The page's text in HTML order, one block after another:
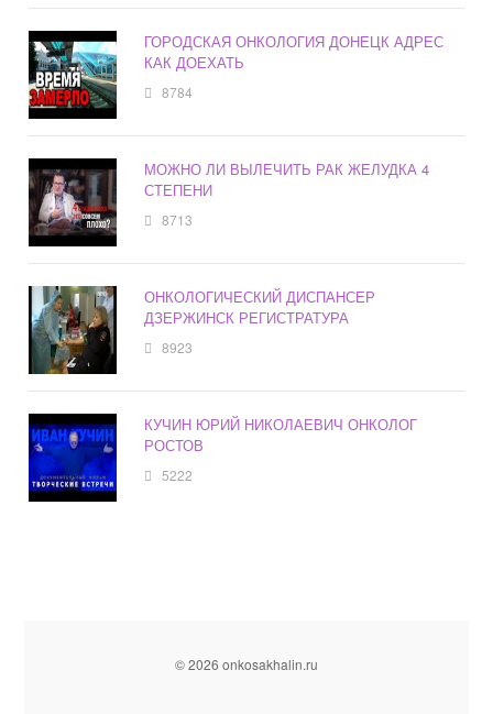
ГОРОДСКАЯ ОНКОЛОГИЯ ДОНЕЦК АДРЕС
КАК ДОЕХАТЬ
8784
МОЖНО ЛИ ВЫЛЕЧИТЬ РАК ЖЕЛУДКА 4
СТЕПЕНИ
8713
ОНКОЛОГИЧЕСКИЙ ДИСПАНСЕР
ДЗЕРЖИНСК РЕГИСТРАТУРА
8923
КУЧИН ЮРИЙ НИКОЛАЕВИЧ ОНКОЛОГ
РОСТОВ
5222
© 2026 onkosakhalin.ru